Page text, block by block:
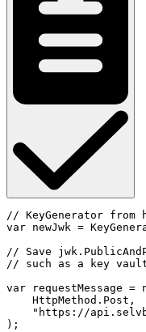
// KeyGenerator from
var newJwk =
// Save
// such as a key
var requestMessage =
    HttpMethod.Post,
"https://
);